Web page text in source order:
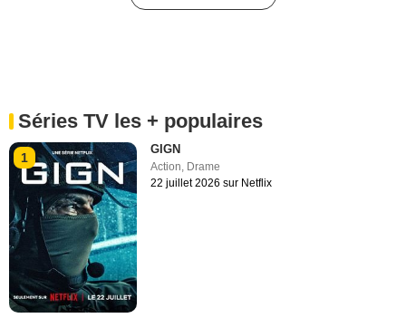
Séries TV les + populaires
1
GIGN
Action, Drame
22 juillet 2026 sur Netflix